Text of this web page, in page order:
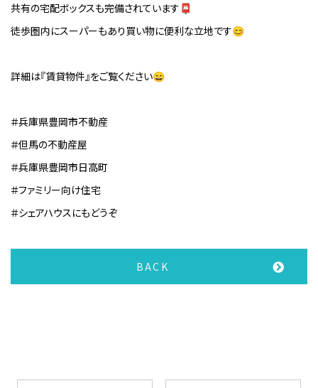
共有の宅配ボックスも完備されています📮
徒歩圏内にスーパーもあり買い物に便利な立地です😊
詳細は『賃貸物件』をご覧ください😄
＃兵庫県豊岡市不動産
＃但馬の不動産屋
＃兵庫県豊岡市日高町
＃ファミリー向け住宅
＃シェアハウスにもどうぞ
BACK